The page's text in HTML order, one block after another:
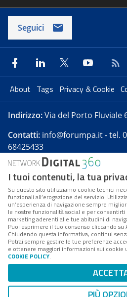
Seguici
About Tags Privacy & Cookie
Indirizzo:Via del Porto Fluviale
Contatti: info@forumpa.it- tel.
68425433
Forumpa.itè una
presso Registro della stampa
Reg. n. 182 del 2 maggio 2008
Stentella
FPA s.r.l. è società
Coordinamento da parte di
è un'azienda certificata per il
Codice Fiscale/Partita IVA n.
n. 1249791.
Mappa del
I tuoi contenuti, la tua
Su questo sito utilizziamo cookie tecnici
funzionali all’erogazione del servizio.
un’esperienza di navigazione sempre
le nostre funzionalità social e per
marketing aderenti alle tue abitudini di
Puoi esprimere il tuo consenso cliccando su
Chiudendo questa informativa, continui
Potrai sempre gestire le tue preferenze
e ottenere maggiori informazioni sui cookie
COOKIE POLICY.
PIÙ